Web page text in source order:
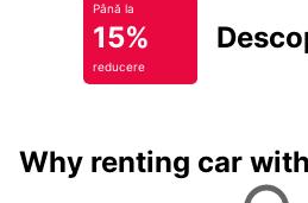
Până la
15%
reducere
Why renting car